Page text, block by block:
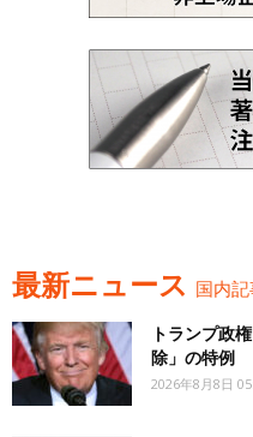
最新ニュース 国内
トランプ政
除」の特例
2026年8月8日